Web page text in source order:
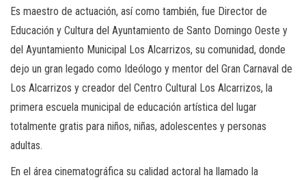
Es maestro de actuación, así como también, fue Director de
Educación y Cultura del Ayuntamiento de Santo Domingo Oeste y
del Ayuntamiento Municipal Los Alcarrizos, su comunidad, donde
dejo un gran legado como Ideólogo y mentor del Gran Carnaval de
Los Alcarrizos y creador del Centro Cultural Los Alcarrizos, la
primera escuela municipal de educación artística del lugar
totalmente gratis para niños, niñas, adolescentes y personas
adultas.
En el área cinematográfica su calidad actoral ha llamado la